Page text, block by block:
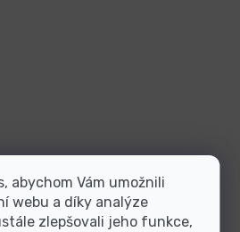
abychom Vám umožnili
webu a díky analýze
zlepšovali jeho funkce,